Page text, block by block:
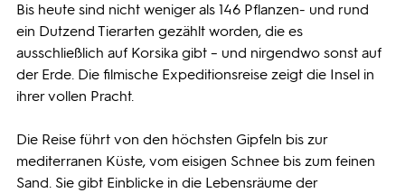
Bis heute sind nicht weniger als 146 Pflanzen- und rund
ein Dutzend Tierarten gezählt worden, die es
ausschließlich auf Korsika gibt – und nirgendwo sonst auf
der Erde. Die filmische Expeditionsreise zeigt die Insel in
ihrer vollen Pracht.
Die Reise führt von den höchsten Gipfeln bis zur
mediterranen Küste, vom eisigen Schnee bis zum feinen
Sand. Sie gibt Einblicke in die Lebensräume der